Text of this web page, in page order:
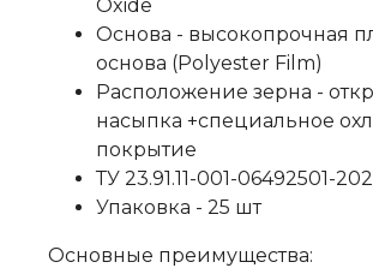
Oxide
Основа - высокопрочная
основа (Polyester Film)
Расположение зерна -
насыпка +специальное
покрытие
ТУ 23.91.11-001-06492501-
Упаковка - 25 шт
Основные преимущества: